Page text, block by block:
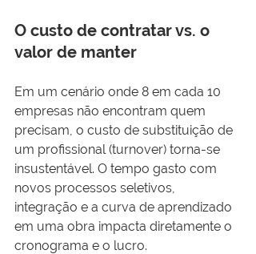
O custo de contratar vs. o
valor de manter
Em um cenário onde 8 em cada 10
empresas não encontram quem
precisam, o custo de substituição de
um profissional (turnover) torna-se
insustentável. O tempo gasto com
novos processos seletivos,
integração e a curva de aprendizado
em uma obra impacta diretamente o
cronograma e o lucro.